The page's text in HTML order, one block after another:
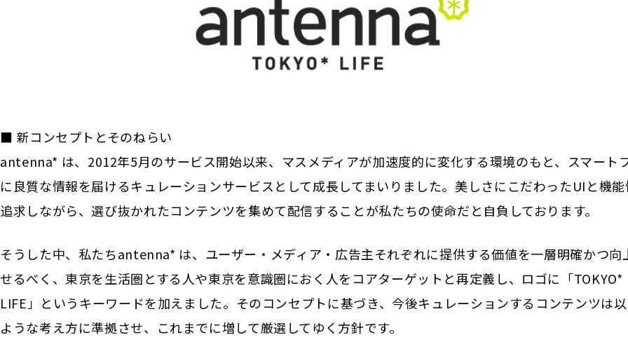
■ 新コンセプトとそのねらい
antenna* は、2012年5月のサービス開始以来、マスメディアが加速度的に変化する環境のもと、スマート
に良質な情報を届けるキュレーションサービスとして成長してまいりました。美しさにこだわったUIと機能
追求しながら、選び抜かれたコンテンツを集めて配信することが私たちの使命だと自負しております。
そうした中、私たちantenna* は、ユーザー・メディア・広告主それぞれに提供する価値を一層明確かつ向
せるべく、東京を生活圏とする人や東京を意識圏におく人をコアターゲットと再定義し、ロゴに「TOKYO*
LIFE」というキーワードを加えました。そのコンセプトに基づき、今後キュレーションするコンテンツは
ような考え方に準拠させ、これまでに増して厳選してゆく方針です。